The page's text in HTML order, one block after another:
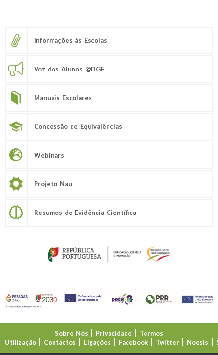
Informações às Escolas
Voz dos Alunos @DGE
Manuais Escolares
Concessão de Equivalências
Webinars
Projeto Nau
Resumos de Evidência Científica
Sobre Nós Privacidade
Termos
Utilização
Contactos Ligações Facebook Twitter Noesis